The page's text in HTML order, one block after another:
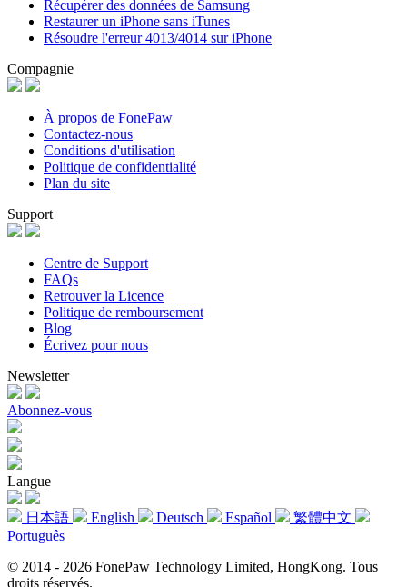
Récupérer des données de Samsung
Restaurer un iPhone sans iTunes
Résoudre l'erreur 4013/4014 sur iPhone
Compagnie
À propos de FonePaw
Contactez-nous
Conditions d'utilisation
Politique de confidentialité
Plan du site
Support
Centre de Support
FAQs
Retrouver la Licence
Politique de remboursement
Blog
Écrivez pour nous
Newsletter
Abonnez-vous
Langue
日本語 English Deutsch Español
繁體中文
Português
© 2014 - 2026 FonePaw Technology Limited, HongKong. Tous
droits réservés.